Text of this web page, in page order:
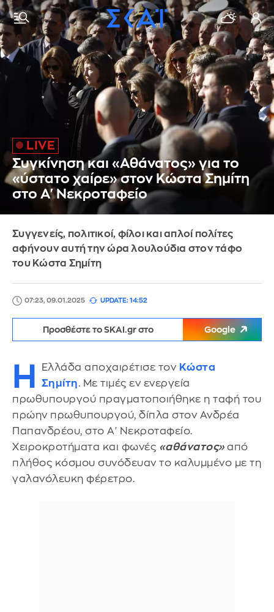
Συγκίνηση και «Αθάνατος» για το
«ύστατο χαίρε» στον Κώστα Σημίτη
στο Α' Νεκροταφείο
Συγγενείς, πολιτικοί, φίλοι και απλοί πολίτες
αφήνουν αυτή την ώρα λουλούδια στον τάφο
του Κώστα Σημίτη
07:23, 09.01.2025 UPDATE: 14:52
Προσθέστε το SKAI.gr στο Google
Η Ελλάδα αποχαιρέτισε τον Κώστα
Σημίτη. Με τιμές εν ενεργεία
πρωθυπουργού πραγματοποιήθηκε η ταφή του
πρώην πρωθυπουργού, δίπλα στον Ανδρέα
Παπανδρέου, στο Α' Νεκροταφείο.
Χειροκροτήματα και φωνές «αθάνατος» από
πλήθος κόσμου συνόδευαν το καλυμμένο με τη
γαλανόλευκη φέρετρο.